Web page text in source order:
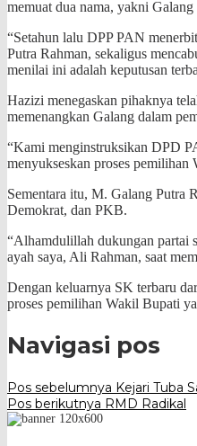
memuat dua nama, yakni
“Setahun lalu DPP PAN
Putra Rahman, sekaligus
menilai ini adalah keputusan
Hazizi menegaskan pihaknya
memenangkan Galang dalam
“Kami menginstruksikan DPD
menyukseskan proses pemilihan
Sementara itu, M. Galang Putra
Demokrat, dan PKB.
“Alhamdulillah dukungan partai
ayah saya, Ali Rahman, saat
Dengan keluarnya SK terbaru
proses pemilihan Wakil Bupati
Navigasi pos
Pos sebelumnya Kejari Tuba
Pos berikutnya RMD Radikal